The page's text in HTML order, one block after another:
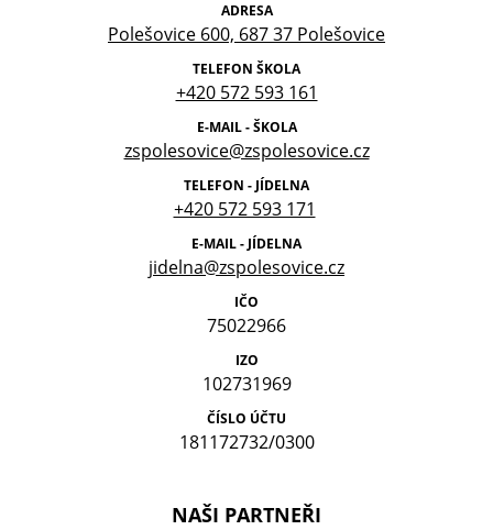
ADRESA
Polešovice 600, 687 37 Polešovice
TELEFON ŠKOLA
+420 572 593 161
E-MAIL - ŠKOLA
zspolesovice@zspolesovice.cz
TELEFON - JÍDELNA
+420 572 593 171
E-MAIL - JÍDELNA
jidelna@zspolesovice.cz
IČO
75022966
IZO
102731969
ČÍSLO ÚČTU
181172732/0300
NAŠI PARTNEŘI